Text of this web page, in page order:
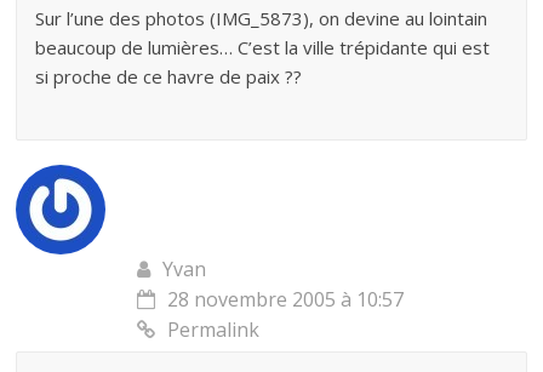
Sur l’une des photos (IMG_5873), on devine au lointain
beaucoup de lumières… C’est la ville trépidante qui est
si proche de ce havre de paix ??
Yvan
28 novembre 2005 à 10:57
Permalink